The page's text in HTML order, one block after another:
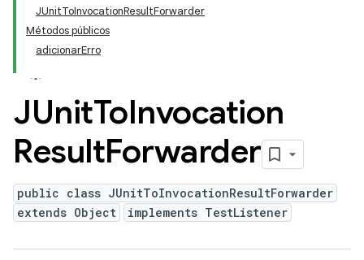
JUnitToInvocationResultForwarder
Métodos públicos
adicionarErro
JUnitToInvocation
ResultForwarder
public class JUnitToInvocationResultForwarder
extends Object
implements TestListener